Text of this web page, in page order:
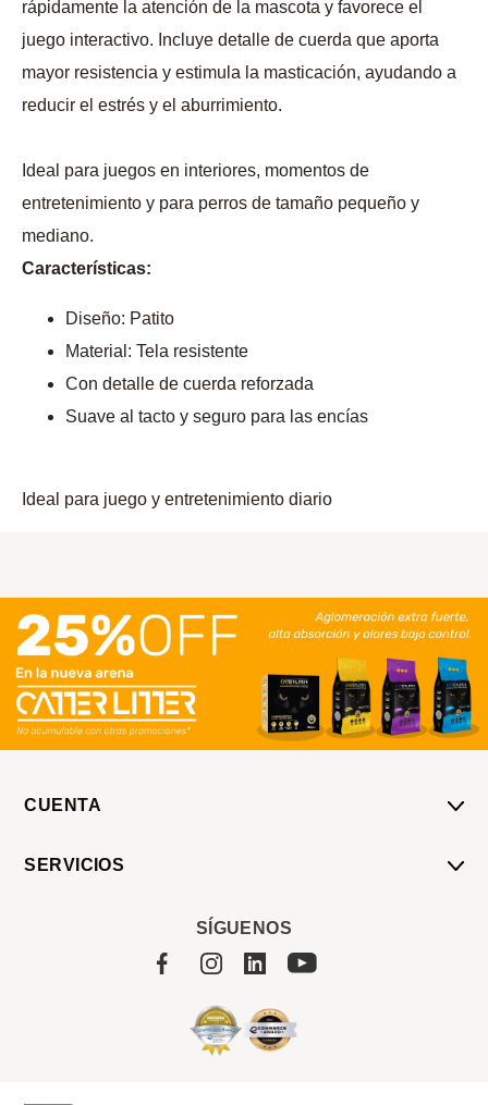
rápidamente la atención de la mascota y favorece el
juego interactivo. Incluye detalle de cuerda que aporta
mayor resistencia y estimula la masticación, ayudando a
reducir el estrés y el aburrimiento.
Ideal para juegos en interiores, momentos de
entretenimiento y para perros de tamaño pequeño y
mediano.
Características:
Diseño: Patito
Material: Tela resistente
Con detalle de cuerda reforzada
Suave al tacto y seguro para las encías
Ideal para juego y entretenimiento diario
CUENTA
SERVICIOS
SÍGUENOS